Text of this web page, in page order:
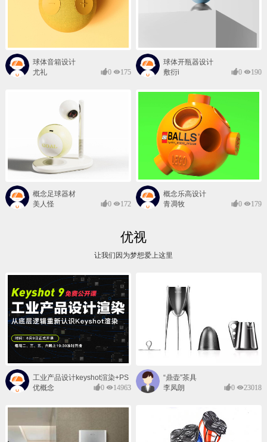
球体音箱设计
尤礼
0 175
球体开瓶器设计
敷衍i
0 190
概念足球器材
美人怪
0 172
概念乐高设计
青凋牧
0 179
优视
让我们因为梦想爱上这里
工业产品设计keyshot渲染+PS
后期班
优概念 0 14963
“鼎壶”茶具
李凤朗
0 23018